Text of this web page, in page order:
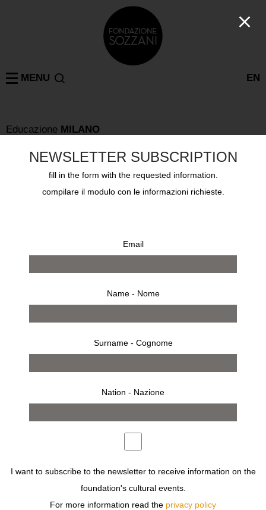
EN
MENU
Educazione MILANO
DALLA FORMA ALLA MATERIA, DALL’AZIONE
ALL’OPERA, ATTRAVERSO LE IMMAGINI
DELL’ARCHIVIO STORICO DI BUBY DURINI
20 nov 2019 - 19.00
DALLA FORMA ALLA MATERIA, DALL’AZIONE
ALL’OPERA, ATTRAVERSO LE IMMAGINI
DELL’ARCHIVIO STORICO DI BUBY DURINI
PUBBLICATO DA IL QUADRANTE
MERCOLEDÌ 20 NOVEMBRE 2019DALLE 19.00
NEWSLETTER SUBSCRIPTION
fill in the form with the requested information.
compilare il modulo con le informazioni richieste.
Email
Name - Nome
Surname - Cognome
Nation - Nazione
I want to subscribe to the newsletter to receive information on the
foundation's cultural events.
For more information read the privacy policy